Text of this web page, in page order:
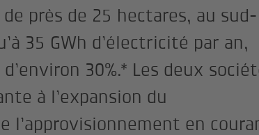
près de 25 hectares, au sud-
35 GWh d’électricité par an,
30%.* Les deux
à l’expansion du
l’approvisionnement en